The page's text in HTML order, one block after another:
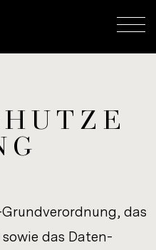
das
das Daten-​